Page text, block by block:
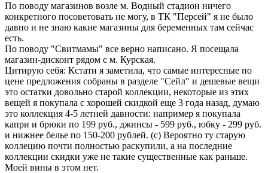
По поводу магазинов возле м. Водный стадион ничего
конкретного посоветовать не могу, в ТК "Персей" я не было
давно и не знаю какие магазины для беременных там сейчас
есть.
По поводу "Свитмамы" все верно написано. Я посещала
магазин-дисконт рядом с м. Курская.
Цитирую себя: Кстати я заметила, что самые интересные по
цене предложения собраны в разделе "Сейл" и дешевые вещи
это остатки довольно старой коллекции, некоторые из этих
вещей я покупала с хорошей скидкой еще 3 года назад, думаю
это коллекция 4-5 летней давности: например я покупала
капри и брюки по 199 руб., джинсы - 599 руб., юбку - 299 руб.
и нижнее белье по 150-200 рублей. (с) Вероятно ту старую
коллецию почти полностью раскупили, а на последние
коллекции скидки уже не такие существенные как раньше.
Моей вины в этом нет.